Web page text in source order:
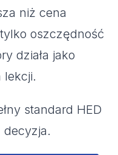
niż cena
oszczędność
działa jako
lekcji.
standard HED
decyzja.